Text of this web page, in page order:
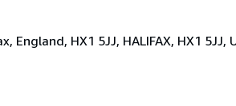
HX1 5JJ, HALIFAX, HX1 5JJ,